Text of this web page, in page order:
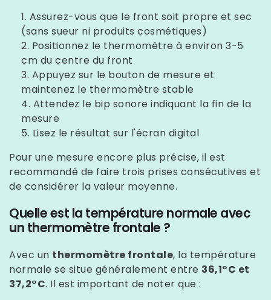
Assurez-vous que le front soit propre et sec
(sans sueur ni produits cosmétiques)
Positionnez le thermomètre à environ 3-5
cm du centre du front
Appuyez sur le bouton de mesure et
maintenez le thermomètre stable
Attendez le bip sonore indiquant la fin de la
mesure
Lisez le résultat sur l'écran digital
Pour une mesure encore plus précise, il est
recommandé de faire trois prises consécutives et
de considérer la valeur moyenne.
Quelle est la température normale avec
un thermomètre frontale ?
Avec un thermomètre frontale, la température
normale se situe généralement entre 36,1°C et
37,2°C. Il est important de noter que :